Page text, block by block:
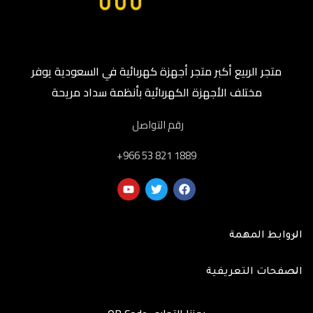
متجر الربيع أكبر متجر أجهزة كهربائية في السعودية يوفر
مختلف الأجهزة الكهربائية بأنظمة سداد مريحة
رقم التواصل
‎+966 53 821 1889
الروابط المهمة
الصفحات التعريفية